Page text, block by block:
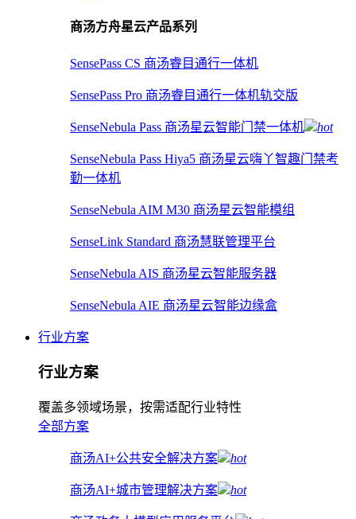
商汤方舟星云产品系列
SensePass CS 商汤睿目通行一体机
SensePass Pro 商汤睿目通行一体机轨交版
SenseNebula Pass 商汤星云智能门禁一体机 hot
SenseNebula Pass Hiya5 商汤星云嗨丫智趣门禁考
勤一体机
SenseNebula AIM M30 商汤星云智能模组
SenseLink Standard 商汤慧联管理平台
SenseNebula AIS 商汤星云智能服务器
SenseNebula AIE 商汤星云智能边缘盒
行业方案
行业方案
覆盖多领域场景，按需适配行业特性
全部方案
商汤AI+公共安全解决方案 hot
商汤AI+城市管理解决方案 hot